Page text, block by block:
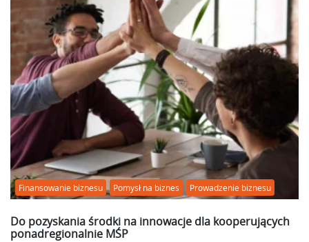
Finansowanie biznesu Pomysł na biznes Prowadzenie biznesu
Do pozyskania środki na innowacje dla kooperujących
ponadregionalnie MŚP